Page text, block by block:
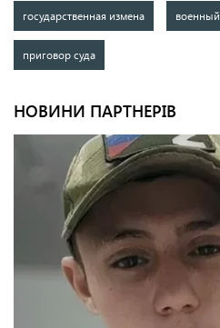
государственная измена военный
приговор суда